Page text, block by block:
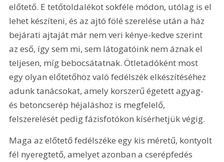
előtető. E tetőtoldalékot sokféle módon, utólag is el
lehet készíteni, és az ajtó fölé szerelése után a ház
bejárati ajtaját már nem veri kénye-kedve szerint
az eső, így sem mi, sem látogatóink nem áznak el
teljesen, míg bebocsátatnak. Ötletadóként most
egy olyan előtetőhöz való fedélszék elkészítéséhez
adunk tanácsokat, amely korszerű égetett agyag-
és betoncserép héjaláshoz is megfelelő,
felszerelését pedig fázisfotókon kísérhetjük végig.
Maga az előtető fedélszéke egy kis méretű, kontyolt
fél nyeregtető, amelyet azonban a cserépfedés